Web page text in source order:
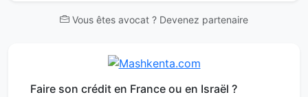
Vous êtes avocat ? Devenez partenaire
Faire son crédit en France ou en Israël ?